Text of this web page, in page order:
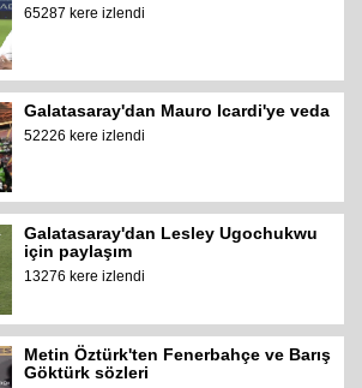
65287 kere izlendi
Galatasaray'dan Mauro Icardi'ye veda
52226 kere izlendi
Galatasaray'dan Lesley Ugochukwu
için paylaşım
13276 kere izlendi
Metin Öztürk'ten Fenerbahçe ve Barış
Göktürk sözleri